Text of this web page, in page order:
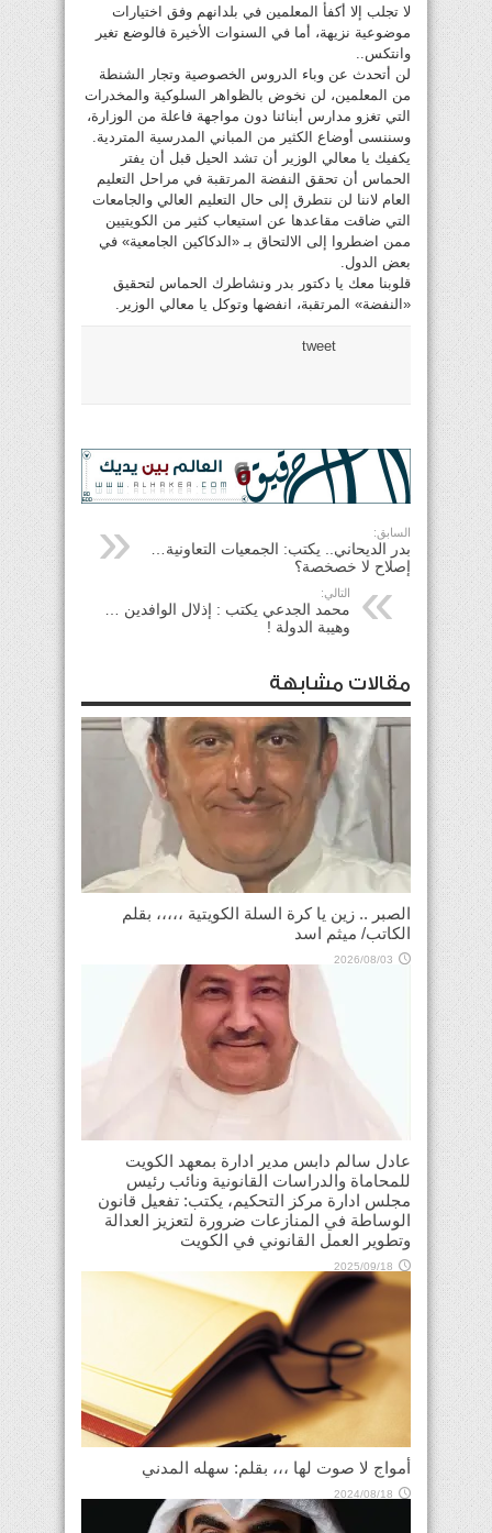
لا تجلب إلا أكفأ المعلمين في بلدانهم وفق اختيارات
موضوعية نزيهة، أما في السنوات الأخيرة فالوضع تغير
وانتكس..
لن أتحدث عن وباء الدروس الخصوصية وتجار الشنطة
من المعلمين، لن نخوض بالظواهر السلوكية والمخدرات
التي تغزو مدارس أبنائنا دون مواجهة فاعلة من الوزارة،
وسننسى أوضاع الكثير من المباني المدرسية المتردية.
يكفيك يا معالي الوزير أن تشد الحيل قبل أن يفتر
الحماس أن تحقق النفضة المرتقبة في مراحل التعليم
العام لاننا لن نتطرق إلى حال التعليم العالي والجامعات
التي ضاقت مقاعدها عن استيعاب كثير من الكويتيين
ممن اضطروا إلى الالتحاق بـ «الدكاكين الجامعية» في
بعض الدول.
قلوبنا معك يا دكتور بدر ونشاطرك الحماس لتحقيق
«النفضة» المرتقبة، انفضها وتوكل يا معالي الوزير.
tweet
السابق:
بدر الديحاني.. يكتب: الجمعيات التعاونية…
إصلاح لا خصخصة؟
التالي:
محمد الجدعي يكتب : إذلال الوافدين …
وهيبة الدولة !
مقالات مشابهة
الصبر .. زين يا كرة السلة الكويتية ،،،،، بقلم
الكاتب/ ميثم اسد
2026/08/03
عادل سالم دابس مدير ادارة بمعهد الكويت
للمحاماة والدراسات القانونية ونائب رئيس
مجلس ادارة مركز التحكيم، يكتب: تفعيل قانون
الوساطة في المنازعات ضرورة لتعزيز العدالة
وتطوير العمل القانوني في الكويت
2025/09/18
أمواج لا صوت لها ،،، بقلم: سهله المدني
2024/08/18